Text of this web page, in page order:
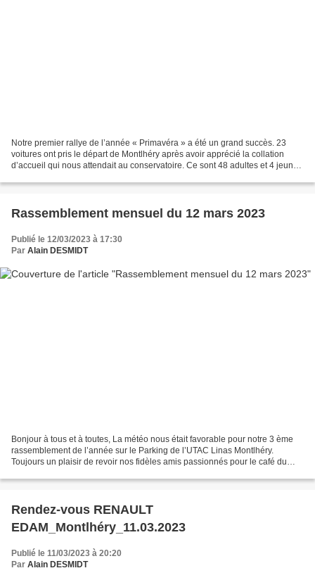
Notre premier rallye de l’année « Primavéra » a été un grand succès. 23
voitures ont pris le départ de Montlhéry après avoir apprécié la collation
d’accueil qui nous attendait au conservatoire. Ce sont 48 adultes et 4 jeunes
Rassemblement mensuel du 12 mars 2023
Publié le 12/03/2023 à 17:30
Par Alain DESMIDT
Bonjour à tous et à toutes, La météo nous était favorable pour notre 3 ème
rassemblement de l’année sur le Parking de l’UTAC Linas Montlhéry.
Toujours un plaisir de revoir nos fidèles amis passionnés pour le café du
Rendez-vous RENAULT
EDAM_Montlhéry_11.03.2023
Publié le 11/03/2023 à 20:20
Par Alain DESMIDT